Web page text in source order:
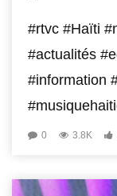
#rtvc #Haïti
#actualités
#information
0 3.8K